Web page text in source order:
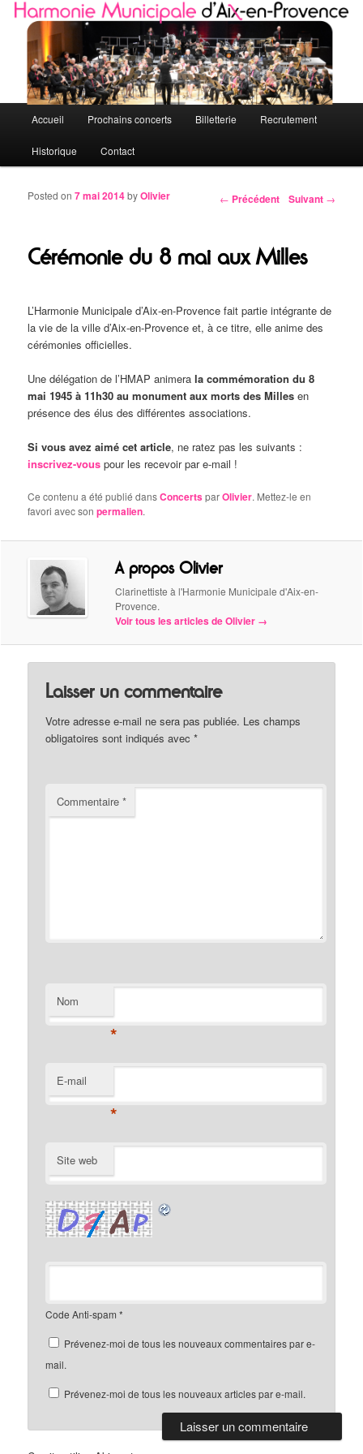
Harmonie Municipale d'Aix-en-Provence
Quelques petites notes de l'HMAP
Menu principal
Aller au contenu principal
Aller au contenu secondaire
Accueil Prochains concerts Billetterie Recrutement
Historique Contact
Navigation des articles ← Précédent Suivant →
Cérémonie du 8 mai aux Milles
Posted on7 mai 2014byOlivier
L’Harmonie Municipale d’Aix-en-Provence fait partie intégrante de
la vie de la ville d’Aix-en-Provence et, à ce titre, elle anime des
cérémonies officielles.
Une délégation de l’HMAP animerala commémoration du 8
mai 1945 à 11h30 au monument aux morts des Milles en
présence des élus des différentes associations.
Si vous avez aimé cet article, ne ratez pas les suivants :
inscrivez-vous pour les recevoir par e-mail !
Ce contenu a été publié dansConcertsparOlivier. Mettez-le en
favori avec sonpermalien.
A propos Olivier
Clarinettiste à l'Harmonie Municipale d'Aix-en-
Provence.
Voir tous les articles de Olivier →
Laisser un commentaire
Votre adresse e-mail ne sera pas publiée. Les champs
obligatoires sont indiqués avec*
Commentaire*
Nom
*
E-mail
*
Site web
Code Anti-spam *
Prévenez-moi de tous les nouveaux commentaires par e-
mail.
Prévenez-moi de tous les nouveaux articles par e-mail.